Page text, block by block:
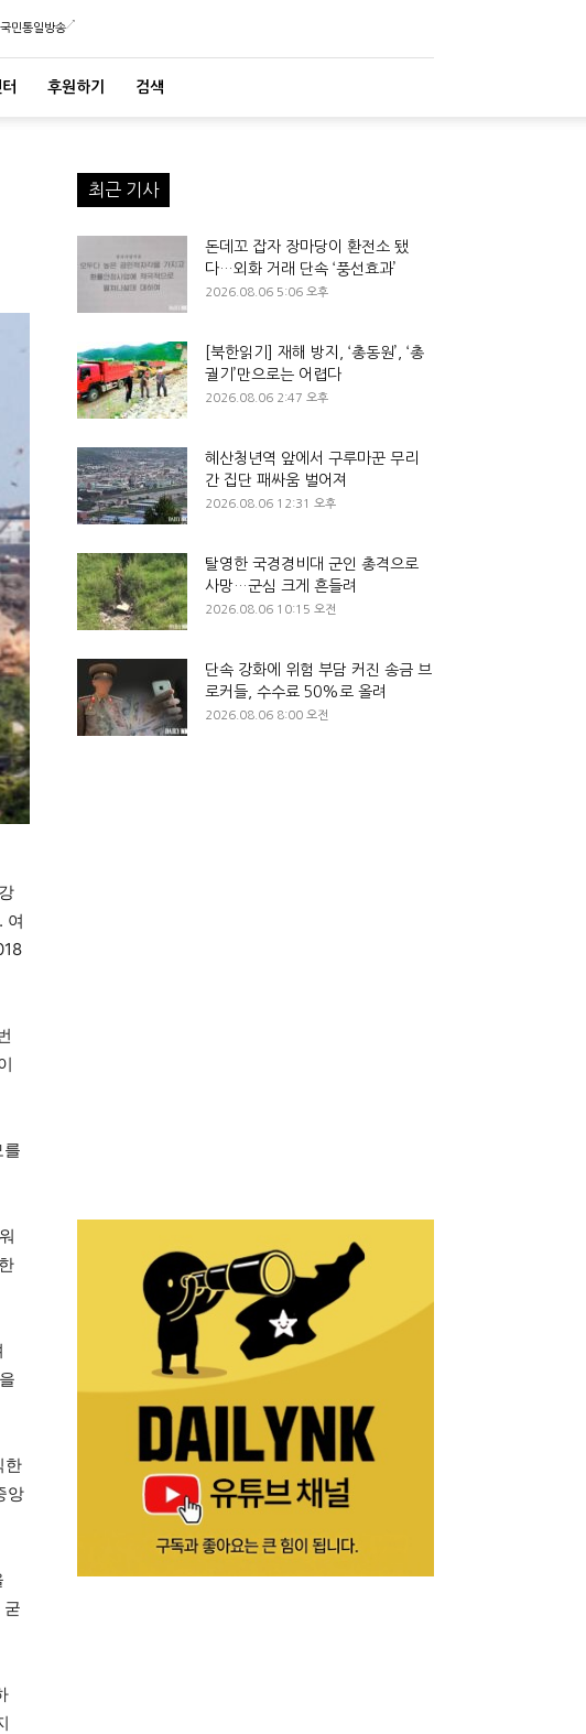
국민통일방송
후원하기 검색
여
를
한
앙
최근 기사
돈데꼬 잡자 장마당이 환전소 됐
다…외화 거래 단속 ‘풍선효과’
2026.08.06 5:06 오후
[북한읽기] 재해 방지, ‘총동원’, ‘총
궐기’만으로는 어렵다
2026.08.06 2:47 오후
혜산청년역 앞에서 구루마꾼 무리
간 집단 패싸움 벌어져
2026.08.06 12:31 오후
탈영한 국경경비대 군인 총격으로
사망…군심 크게 흔들려
2026.08.06 10:15 오전
단속 강화에 위험 부담 커진 송금 브
로커들, 수수료 50%로 올려
2026.08.06 8:00 오전